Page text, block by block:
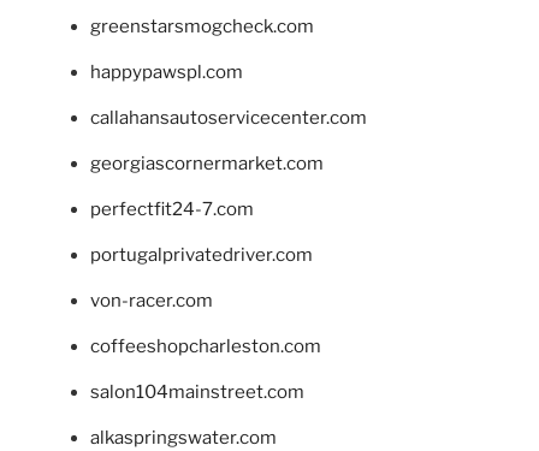
greenstarsmogcheck.com
happypawspl.com
callahansautoservicecenter.com
georgiascornermarket.com
perfectfit24-7.com
portugalprivatedriver.com
von-racer.com
coffeeshopcharleston.com
salon104mainstreet.com
alkaspringswater.com